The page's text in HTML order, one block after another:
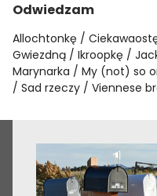
Odwiedzam
Allochtonkę
Gwiezdną
Ikroopkę
Marynarka
My (not) so
Sad rzeczy
Viennese